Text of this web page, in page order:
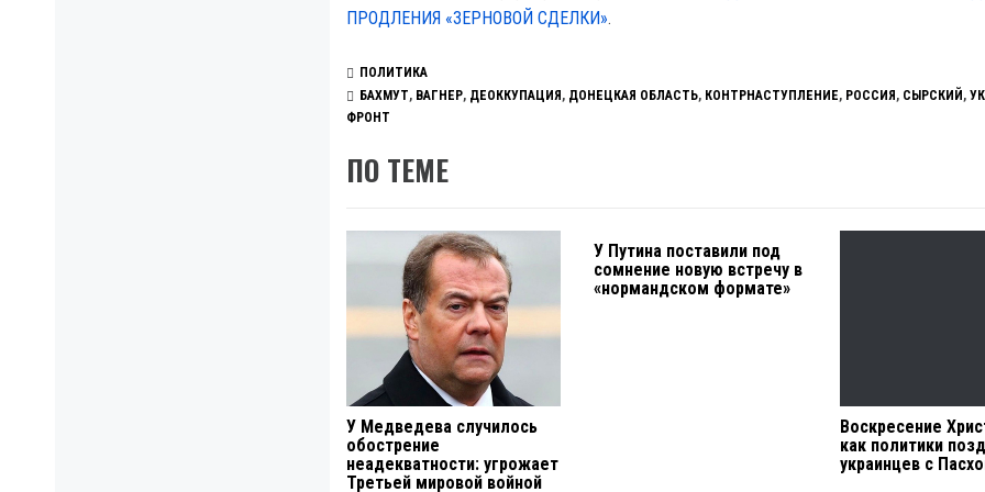
ПРОДЛЕНИЯ «ЗЕРНОВОЙ СДЕЛКИ».
ПОЛИТИКА
БАХМУТ, ВАГНЕР, ДЕОККУПАЦИЯ , ДОНЕЦКАЯ ОБЛАСТЬ, КОНТРНАСТУПЛЕНИЕ, РОССИЯ , СЫРСКИЙ ,
ФРОНТ
ПО ТЕМЕ
У Медведева случилось
обострение
неадекватности: угрожает
Третьей мировой войной
У Путина поставили под
сомнение новую встречу в
«нормандском формате»
Воскресение
как политики
украинцев с